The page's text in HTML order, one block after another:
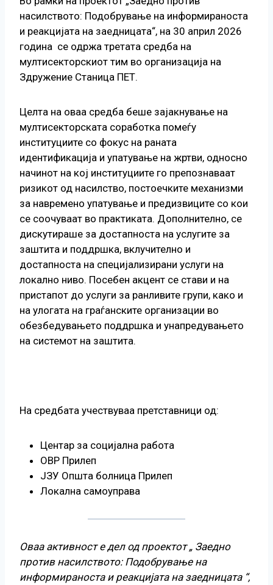
насилството: Подобрување на информираноста
и реакцијата на заедницата“, на 30 април 2026
година се одржа третата средба на
мултисекторскиот тим во организација на
Здружение Станица ПЕТ.
Целта на оваа средба беше зајакнување на
мултисекторската соработка помеѓу
институциите со фокус на раната
идентификација и упатување на жртви, односно
начинот на кој институциите го препознаваат
ризикот од насилство, постоечките механизми
за навремено упатување и предизвиците со кои
се соочуваат во практиката. Дополнително, се
дискутираше за достапноста на услугите за
заштита и поддршка, вклучително и
достапноста на специјализирани услуги на
локално ниво. Посебен акцент се стави и на
пристапот до услуги за ранливите групи, како и
на улогата на граѓанските организации во
обезбедувањето поддршка и унапредувањето
на системот на заштита.
На средбата учествуваа претставници од:
Центар за социјална работа
ОВР Прилеп
ЈЗУ Општа болница Прилеп
Локална самоуправа
Оваа активност е дел од проектот „ Заедно
против насилството: Подобрување на
информираноста и реакцијата на заедницата “,